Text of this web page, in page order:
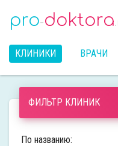
pro-doktora
КЛИНИКИ ВРАЧИ
ФИЛЬТР КЛИНИК
По названию: